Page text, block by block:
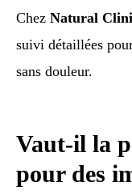
Chez Natural
suivi détaillées
sans douleur.
Vaut-il la
pour des